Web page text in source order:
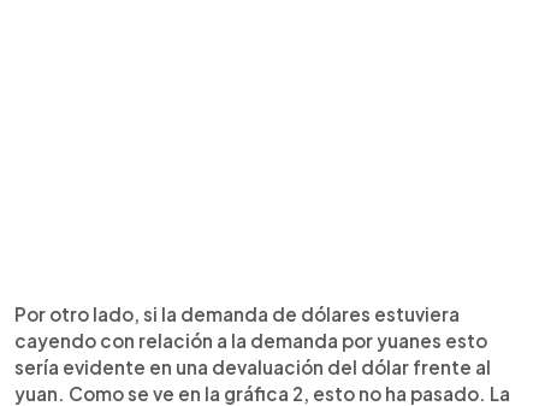
Por otro lado, si la demanda de dólares estuviera
cayendo con relación a la demanda por yuanes esto
sería evidente en una devaluación del dólar frente al
yuan. Como se ve en la gráfica 2, esto no ha pasado. La